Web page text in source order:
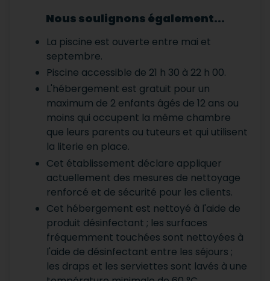
Nous soulignons également...
La piscine est ouverte entre mai et
septembre.
Piscine accessible de 21 h 30 à 22 h 00.
L'hébergement est gratuit pour un
maximum de 2 enfants âgés de 12 ans ou
moins qui occupent la même chambre
que leurs parents ou tuteurs et qui utilisent
la literie en place.
Cet établissement déclare appliquer
actuellement des mesures de nettoyage
renforcé et de sécurité pour les clients.
Cet hébergement est nettoyé à l'aide de
produit désinfectant ; les surfaces
fréquemment touchées sont nettoyées à
l'aide de désinfectant entre les séjours ;
les draps et les serviettes sont lavés à une